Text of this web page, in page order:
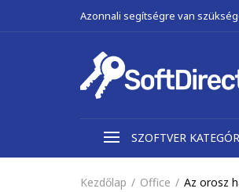
Azonnali segítségre van
SZOFTVER
Kezdőlap Office Az orosz